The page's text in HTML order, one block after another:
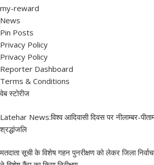
my-reward
News
Pin Posts
Privacy Policy
Privacy Policy
Reporter Dashboard
Terms & Conditions
वेब स्टोरीज
Latehar News:विश्व आदिवासी दिवस पर नीलाम्बर-
श्रद्धांजलि
मतदाता सूची के विशेष गहन पुनरीक्षण को लेकर जिला